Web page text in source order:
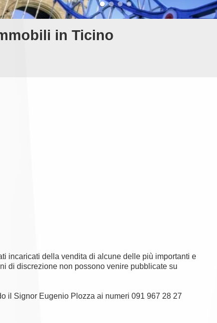
in Ticino
incaricati della vendita di alcune delle più importanti e
di discrezione non possono venire pubblicate su
il Signor Eugenio Plozza ai numeri 091 967 28 27